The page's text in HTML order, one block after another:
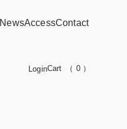
NewsAccessContact
LoginCart （ 0 ）